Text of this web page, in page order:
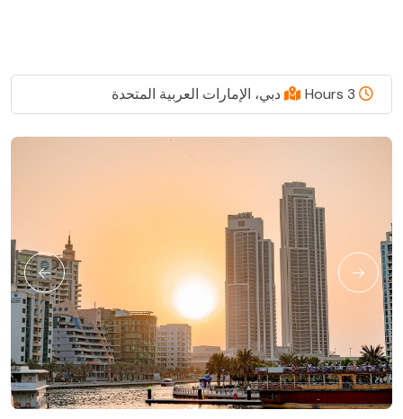
دبي، الإمارات العربية المتحدة